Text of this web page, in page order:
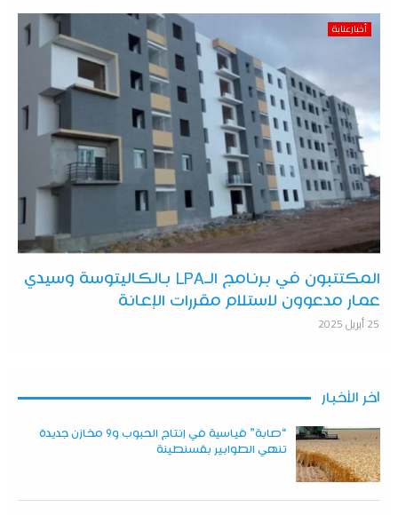
أخبارعنابة
المكتتبون في برنامج الـLPA بالكاليتوسة وسيدي
عمار مدعوون لاستلام مقررات الإعانة
25 أبريل 2025
آخر الأخبار
“صابة” قياسية في إنتاج الحبوب و9 مخازن جديدة
تنهي الطوابير بقسنطينة